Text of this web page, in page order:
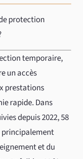
protection
temporaire,
un accès
prestations
rapide. Dans
depuis 2022, 58
principalement
et du